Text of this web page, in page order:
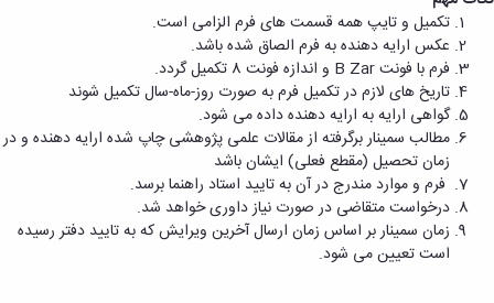
تکمیل و تایپ همه قسمت های فرم الزامی است.
عکس ارایه دهنده به فرم الصاق شده باشد.
فرم با فونتB Zar و اندازه فونت 8 تکمیل گردد.
تاریخ های لازم در تکمیل فرم به صورت روز-ماه-سال تکمیل شوند
گواهی ارایه به ارایه دهنده داده می شود.
مطالب سمینار برگرفته از مقالات علمی پژوهشی چاپ شده ارایه دهنده و در
زمان تحصیل (مقطع فعلی) ایشان باشد
فرم و موارد مندرج در آن به تایید استاد راهنما برسد.
درخواست متقاضی در صورت نیاز داوری خواهد شد.
زمان سمینار بر اساس زمان ارسال آخرین ویرایش که به تایید دفتر رسیده
است تعیین می شود.